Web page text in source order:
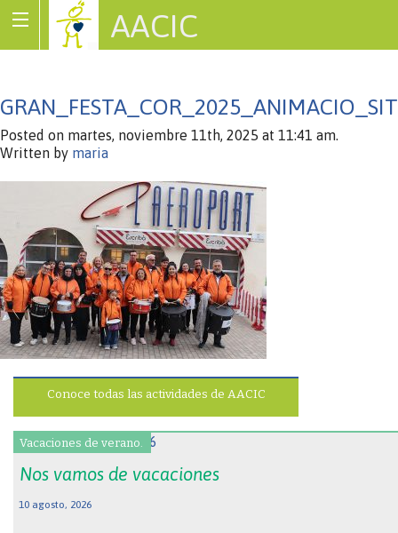
AACIC
Posted on martes, noviembre 11th, 2025 at 11:41 am.
Written by maria
Conoce todas las actividades de AACIC
Vacaciones de verano.
Nos vamos de vacaciones
10 agosto, 2026